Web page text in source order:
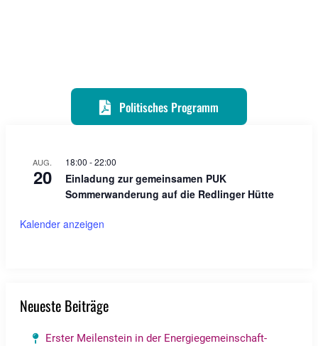
Politisches Programm
AUG.
20
18:00 -22:00
Einladung zur gemeinsamen PUK
Sommerwanderung auf die Redlinger Hütte
Kalender anzeigen
Neueste Beiträge
Erster Meilenstein in der Energiegemeinschaft-